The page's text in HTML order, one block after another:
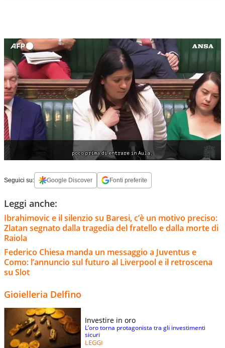
Seguici su: Google Discover Fonti preferite
Leggi anche:
Ibrahimovic e il silenzio su Baresi, c’è un motivo preciso:
Zlatan segnato dalla tragedia del fratello e dalla morte di
Raiola
Federico Chiesa manda un messaggio a Juventus e
Como: l’annuncio sul futuro al Liverpool e il retroscena
su Slot
Gioielleria Delfino
Investire in oro
L’oro torna protagonista tra gli investimenti
sicuri
LEGGI